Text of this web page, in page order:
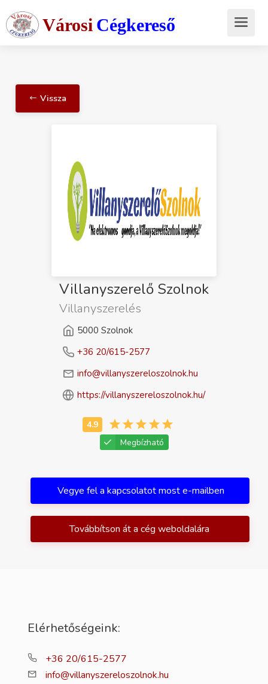
Városi Cégkereső
Vissza
Villanyszerelő Szolnok
Villanyszerelés
5000 Szolnok
+36 20/615-2577
info@villanyszereloszolnok.hu
https://villanyszereloszolnok.hu/
Megbízható
Vegye fel a kapcsolatot most e-mailben
Továbbítson át a cég weboldalára
Elérhetőségeink:
+36 20/615-2577
info@villanyszereloszolnok.hu